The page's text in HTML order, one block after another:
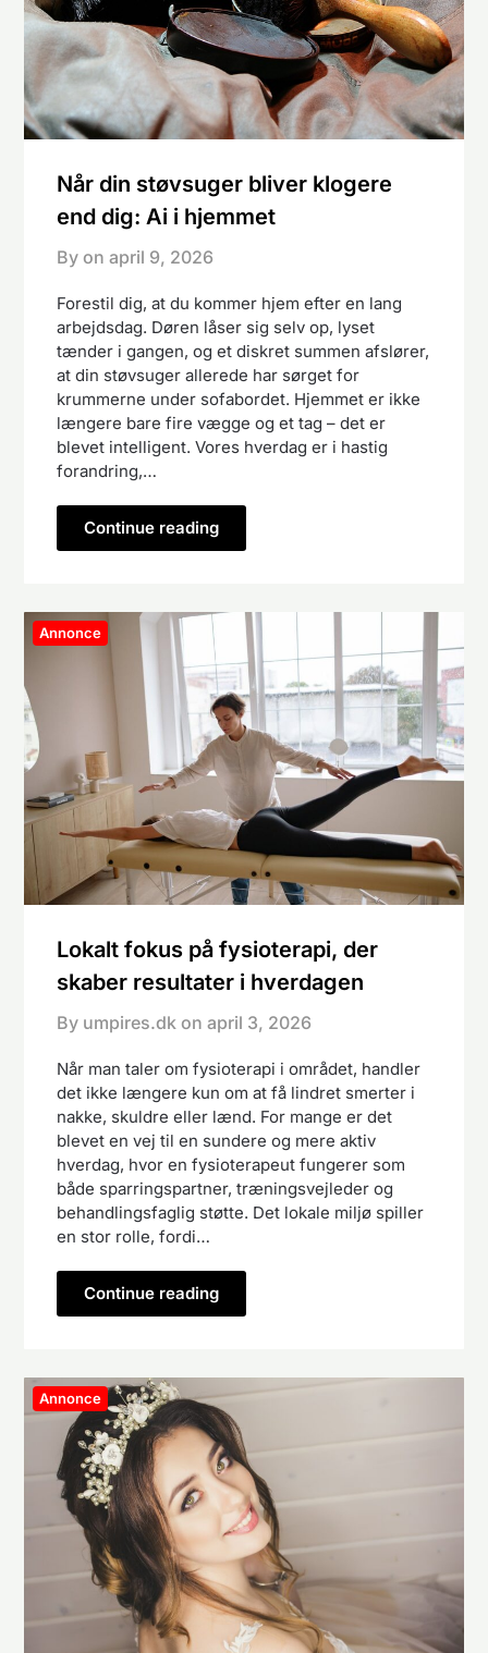
Når din støvsuger bliver klogere
end dig: Ai i hjemmet
By on april 9, 2026
Forestil dig, at du kommer hjem efter en lang
arbejdsdag. Døren låser sig selv op, lyset
tænder i gangen, og et diskret summen afslører,
at din støvsuger allerede har sørget for
krummerne under sofabordet. Hjemmet er ikke
længere bare fire vægge og et tag – det er
blevet intelligent. Vores hverdag er i hastig
forandring,…
Continue reading
Annonce
Lokalt fokus på fysioterapi, der
skaber resultater i hverdagen
By umpires.dk on april 3, 2026
Når man taler om fysioterapi i området, handler
det ikke længere kun om at få lindret smerter i
nakke, skuldre eller lænd. For mange er det
blevet en vej til en sundere og mere aktiv
hverdag, hvor en fysioterapeut fungerer som
både sparringspartner, træningsvejleder og
behandlingsfaglig støtte. Det lokale miljø spiller
en stor rolle, fordi…
Continue reading
Annonce